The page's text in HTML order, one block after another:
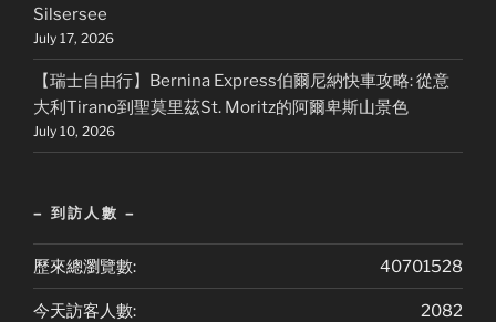
Silsersee
July 17, 2026
【瑞士自由行】Bernina Express伯爾尼納快車攻略: 從意
大利Tirano到聖莫里茲St. Moritz的阿爾卑斯山景色
July 10, 2026
– 到訪人數 –
40701528
歷來總瀏覽數:
2082
今天訪客人數: